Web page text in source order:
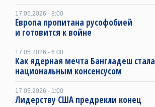
17.05.2026 - 8:00
Европа пропитана русофобией
и готовится к войне
17.05.2026 - 6:00
Как ядерная мечта Бангладеш стала
национальным консенсусом
17.05.2026 - 1:00
Лидерству США предрекли конец